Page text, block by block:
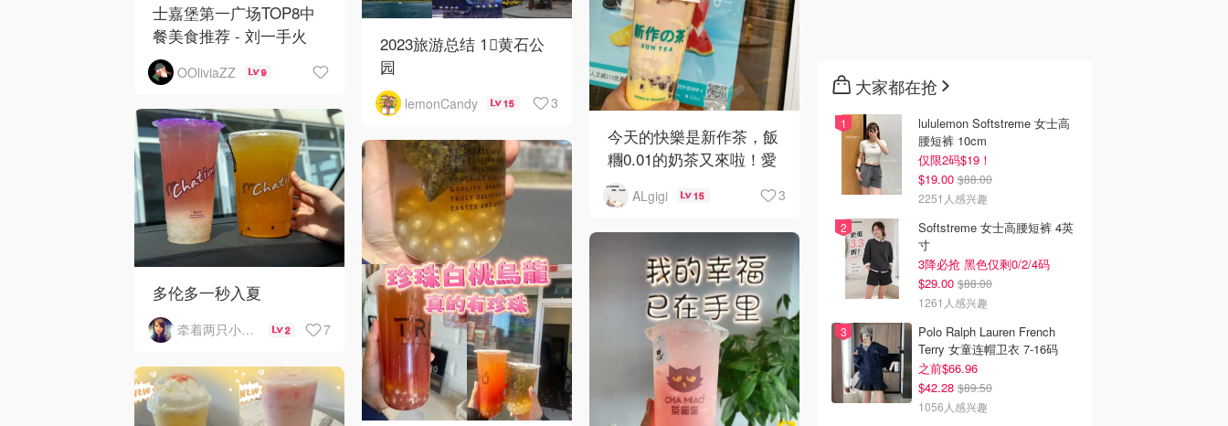
2023旅游总结 1⃣️黄石公
园
lemonCandy 15 3
士嘉堡第一广场TOP8中
餐美食推荐 - 刘一手火
锅、东北烧烤王、圆明园
OOliviaZZ 9
今天的快樂是新作茶，飯
糰0.01的奶茶又來啦！愛
喝奶茶的我又來報到了，
這次有三款都是0.01喔！
菠蘿冰沙
冰脆小西🍉
ALgigi 15 3
多伦多一秒入夏
牵着两只小蜗牛慢慢走 2 7
大家都在抢
lululemon Softstreme 女士高
腰短裤 10cm
仅限2码$19！
$19.00 $88.00
2251人感兴趣
Softstreme 女士高腰短裤 4英
寸
3降必抢 黑色仅剩0/2/4码
$29.00 $88.00
1261人感兴趣
Polo Ralph Lauren French
Terry 女童连帽卫衣 7-16码
之前$66.96
$42.28 $89.50
1056人感兴趣